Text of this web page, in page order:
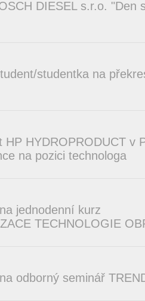
DIESEL s.r.o. "Den
studentka na
HP HYDROPRODUCT v
na pozici technologa
jednodenní kurz
TECHNOLOGIE
odborný seminář